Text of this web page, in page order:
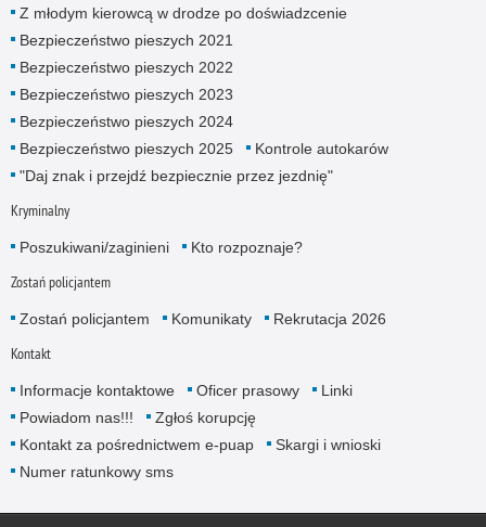
Z młodym kierowcą w drodze po doświadzcenie
Bezpieczeństwo pieszych 2021
Bezpieczeństwo pieszych 2022
Bezpieczeństwo pieszych 2023
Bezpieczeństwo pieszych 2024
Bezpieczeństwo pieszych 2025
Kontrole autokarów
"Daj znak i przejdź bezpiecznie przez jezdnię"
Kryminalny
Poszukiwani/zaginieni Kto rozpoznaje?
Zostań policjantem
Zostań policjantem Komunikaty Rekrutacja 2026
Kontakt
Informacje kontaktowe Oficer prasowy
Linki
Powiadom nas!!!
Zgłoś korupcję
Kontakt za pośrednictwem e-puap
Skargi i wnioski
Numer ratunkowy sms